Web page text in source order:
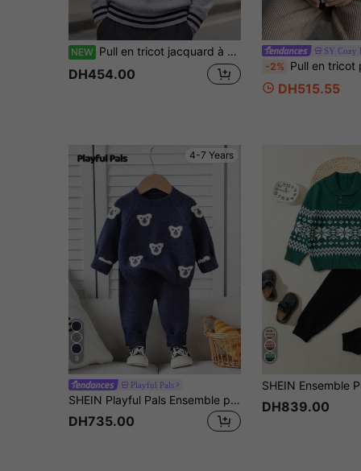
NEW Pull en tricot jacquard à motif mignon et à la mode pour garçons, automne/hiver, manches longues, sous-pull
DH454.00
SY Cozy
-2% Pull en tricot pour garçons, motif jacquard à carreaux blocs
DH515.55
4-7 Years
9
Playful Pals
SHEIN Playful Pals Ensemble pull jacquard en tricot et pantalon ours pour jeunes garçons, couleur chameau, doux et confortable, convient pour le port quotidien, les sorties, les voyages, les vacances, la maison, la garderie et les jeux d'enfants
DH735.00
DH839.00